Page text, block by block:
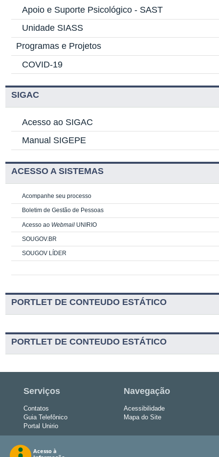
Apoio e Suporte Psicológico - SAST
Unidade SIASS
Programas e Projetos
COVID-19
SIGAC
Acesso ao SIGAC
Manual SIGEPE
ACESSO A SISTEMAS
Acompanhe seu processo
Boletim de Gestão de Pessoas
Acesso ao Webmail UNIRIO
SOUGOV.BR
SOUGOV LÍDER
PORTLET DE CONTEUDO ESTÁTICO
PORTLET DE CONTEUDO ESTÁTICO
Serviços
Contatos
Guia Telefônico
Portal Unirio
Navegação
Acessibilidade
Mapa do Site